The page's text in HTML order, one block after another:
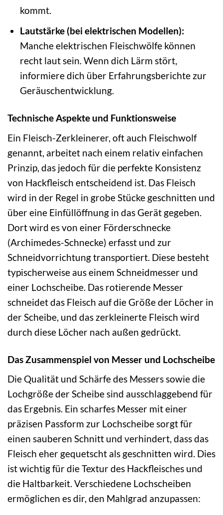
kommt.
Lautstärke (bei elektrischen Modellen):
Manche elektrischen Fleischwölfe können
recht laut sein. Wenn dich Lärm stört,
informiere dich über Erfahrungsberichte zur
Geräuschentwicklung.
Technische Aspekte und Funktionsweise
Ein Fleisch-Zerkleinerer, oft auch Fleischwolf
genannt, arbeitet nach einem relativ einfachen
Prinzip, das jedoch für die perfekte Konsistenz
von Hackfleisch entscheidend ist. Das Fleisch
wird in der Regel in grobe Stücke geschnitten und
über eine Einfüllöffnung in das Gerät gegeben.
Dort wird es von einer Förderschnecke
(Archimedes-Schnecke) erfasst und zur
Schneidvorrichtung transportiert. Diese besteht
typischerweise aus einem Schneidmesser und
einer Lochscheibe. Das rotierende Messer
schneidet das Fleisch auf die Größe der Löcher in
der Scheibe, und das zerkleinerte Fleisch wird
durch diese Löcher nach außen gedrückt.
Das Zusammenspiel von Messer und Lochscheibe
Die Qualität und Schärfe des Messers sowie die
Lochgröße der Scheibe sind ausschlaggebend für
das Ergebnis. Ein scharfes Messer mit einer
präzisen Passform zur Lochscheibe sorgt für
einen sauberen Schnitt und verhindert, dass das
Fleisch eher gequetscht als geschnitten wird. Dies
ist wichtig für die Textur des Hackfleisches und
die Haltbarkeit. Verschiedene Lochscheiben
ermöglichen es dir, den Mahlgrad anzupassen: